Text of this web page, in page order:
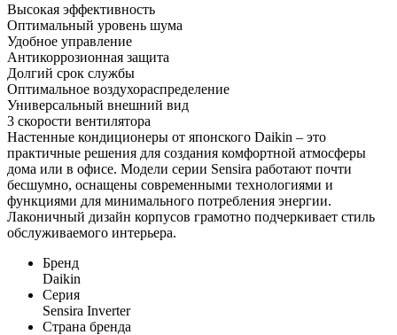
Высокая эффективность
Оптимальный уровень шума
Удобное управление
Антикоррозионная защита
Долгий срок службы
Оптимальное воздухораспределение
Универсальный внешний вид
3 скорости вентилятора
Настенные кондиционеры от японского Daikin – это
практичные решения для создания комфортной атмосферы
дома или в офисе. Модели серии Sensira работают почти
бесшумно, оснащены современными технологиями и
функциями для минимального потребления энергии.
Лаконичный дизайн корпусов грамотно подчеркивает стиль
обслуживаемого интерьера.
Бренд
Daikin
Серия
Sensira Inverter
Страна бренда